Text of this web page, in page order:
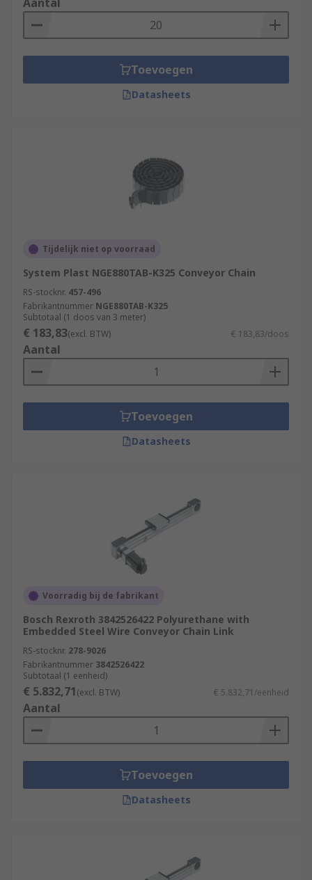
Toevoegen
Datasheets
Tijdelijk niet op voorraad
System Plast NGE880TAB-K325 Conveyor Chain
RS-stocknr. 457-496
Fabrikantnummer NGE880TAB-K325
Subtotaal (1 doos van 3 meter)
€ 183,83(excl. BTW) € 183,83/doos
Aantal
Toevoegen
Datasheets
Voorradig bij de fabrikant
Bosch Rexroth 3842526422 Polyurethane with
Embedded Steel Wire Conveyor Chain Link
RS-stocknr. 278-9026
Fabrikantnummer 3842526422
Subtotaal (1 eenheid)
€ 5.832,71(excl. BTW) € 5.832,71/eenheid
Aantal
Toevoegen
Datasheets